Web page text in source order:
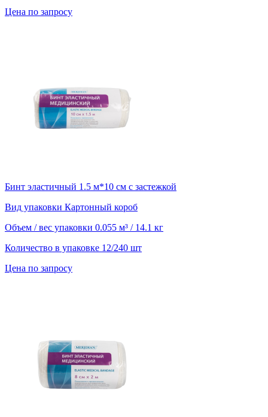
Цена по запросу
Бинт эластичный 1.5 м*10 см с застежкой
Вид упаковки Картонный короб
Объем / вес упаковки 0.055 м³ / 14.1 кг
Количество в упаковке 12/240 шт
Цена по запросу